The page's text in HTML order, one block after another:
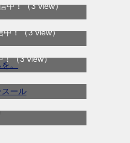
中！（3 view）
刊第8巻連載中！マ
中！（3 view）
。｜最新刊第2巻！
！（3 view）
ール｜最新刊第25
式マンガアプリ！
結！マンガMeeで